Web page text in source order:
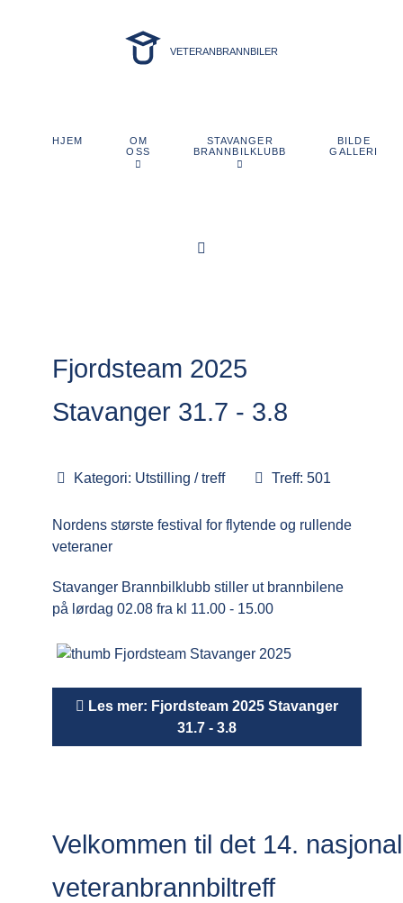
VETERANBRANNBILER
HJEM
OM
OSS
STAVANGER
BRANNBILKLUBB
BILDE
GALLERI
Fjordsteam 2025
Stavanger 31.7 - 3.8
Kategori: Utstilling / treff Treff: 501
Nordens største festival for flytende og rullende
veteraner
Stavanger Brannbilklubb stiller ut brannbilene
på lørdag 02.08 fra kl 11.00 - 15.00
Les mer: Fjordsteam 2025 Stavanger
31.7 - 3.8
Velkommen til det 14.
veteranbrannbiltreff